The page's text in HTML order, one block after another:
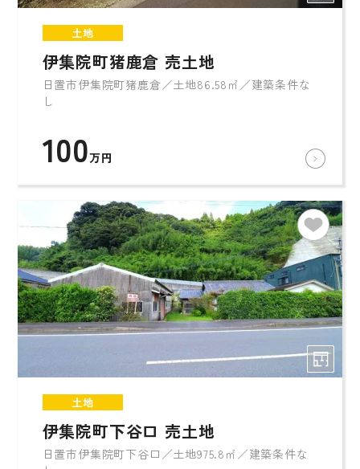
土地
伊集院町猪鹿倉 売土地
日置市伊集院町猪鹿倉／土地86.58㎡／建築条件な
し
100万円
土地
伊集院町下谷口 売土地
日置市伊集院町下谷口／土地975.8㎡／建築条件な